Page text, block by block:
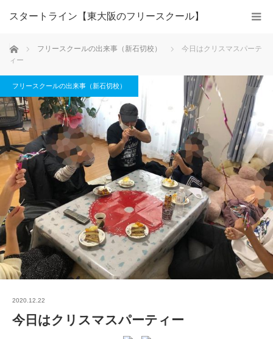
スタートライン【東大阪のフリースクール】
ホーム フリースクールの出来事（新石切校）
今日はクリスマスパーテ
ィー
フリースクールの出来事（新石切校）
2020.12.22
今日はクリスマスパーティー